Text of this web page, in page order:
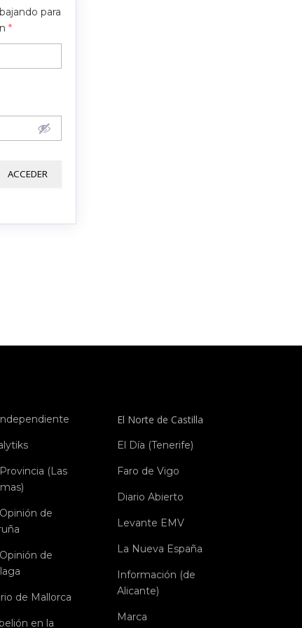
para
*
(Las
de
de
de Mallorca
en la
El Norte de Castilla
El Día (Tenerife)
Faro de Vigo
Diario Abierto
Levante EMV
La Nueva España
Información (de
Alicante)
Marca